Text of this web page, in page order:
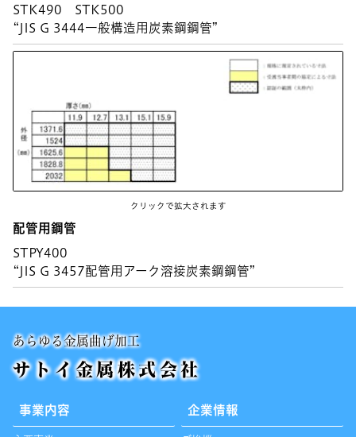
STK490 STK500
“JIS G 3444一般構造用炭素鋼鋼管”
クリックで拡大されます
配管用鋼管
STPY400
“JIS G 3457配管用アーク溶接炭素鋼鋼管”
あらゆる金属曲げ加工
サトイ金属株式会社
事業内容 企業情報